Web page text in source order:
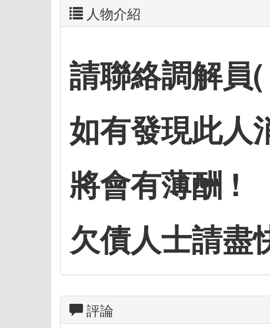
人物介紹
請聯絡調解員
如有發現此人
將會有薄酬 !
欠債人士請盡
評論